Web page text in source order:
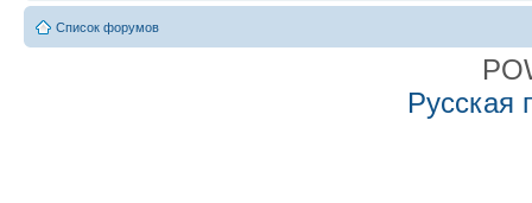
Список форумов
Русская